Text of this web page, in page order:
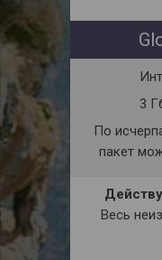
3
По
пакет
Весь